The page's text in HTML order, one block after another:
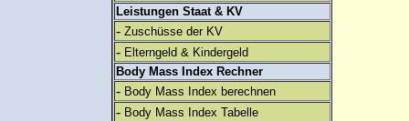
Leistungen Staat & KV
- Zuschüsse der KV
- Elterngeld & Kindergeld
Body Mass Index Rechner
- Body Mass Index berechnen
- Body Mass Index Tabelle